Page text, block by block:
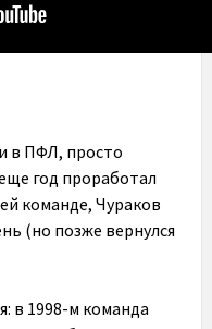
в ПФЛ, просто
год проработал
команде, Чураков
(но позже вернулся
в 1998-м команда